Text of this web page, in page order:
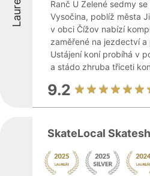
Ranč U Zelené sedmy
Vysočina, poblíž města
v obci Čížov nabízí
zaměřené na jezdectví a
Ustájení koní probíhá v
a stádo zhruba třiceti
9.2
SkateLocal